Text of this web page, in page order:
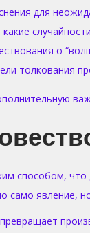
для
о
толкования
способом,
само явление,